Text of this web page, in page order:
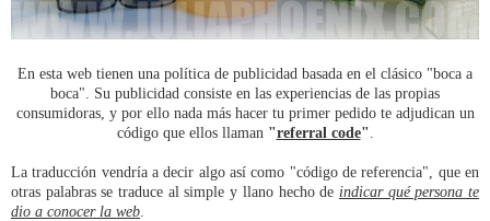
En esta web tienen una política de publicidad basada en el clásico "boca a
boca". Su publicidad consiste en las experiencias de las propias
consumidoras, y por ello nada más hacer tu primer pedido te adjudican un
código que ellos llaman "referral code"
La traducción vendría a decir algo así como "código de referencia", que en
otras palabras se traduce al simple y llano hecho de indicar qué persona te
dio a conocer la web